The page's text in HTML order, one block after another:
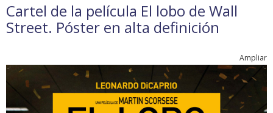
Cartel de la película El lobo de Wall
Street. Póster en alta definición
Ampliar